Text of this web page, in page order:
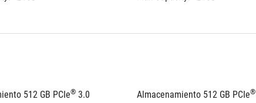
512 GB PCIe® 3.0
Almacenamiento 512 GB PCIe®